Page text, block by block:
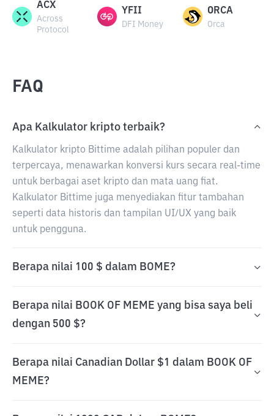
ACX
Across
Protocol
YFII
DFI Money
ORCA
Orca
FAQ
Apa Kalkulator kripto terbaik?
Kalkulator kripto Bittime adalah pilihan populer dan
terpercaya, menawarkan konversi kurs secara real-time
untuk berbagai aset kripto dan mata uang fiat.
Kalkulator Bittime juga menyediakan fitur tambahan
seperti data historis dan tampilan UI/UX yang baik
untuk pengguna.
Berapa nilai 100 $ dalam BOME?
Berapa nilai BOOK OF MEME yang bisa saya beli
dengan 500 $?
Berapa nilai Canadian Dollar $1 dalam BOOK OF
MEME?